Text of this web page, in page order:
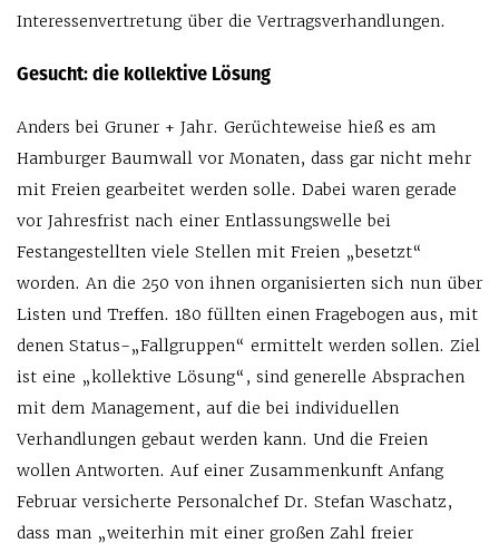
Interessenvertretung über die Vertragsverhandlungen.
Gesucht: die kollektive Lösung
Anders bei Gruner + Jahr. Gerüchteweise hieß es am
Hamburger Baumwall vor Monaten, dass gar nicht mehr
mit Freien gearbeitet werden solle. Dabei waren gerade
vor Jahresfrist nach einer Entlassungswelle bei
Festangestellten viele Stellen mit Freien „besetzt“
worden. An die 250 von ihnen organisierten sich nun über
Listen und Treffen. 180 füllten einen Fragebogen aus, mit
denen Status-„Fallgruppen“ ermittelt werden sollen. Ziel
ist eine „kollektive Lösung“, sind generelle Absprachen
mit dem Management, auf die bei individuellen
Verhandlungen gebaut werden kann. Und die Freien
wollen Antworten. Auf einer Zusammenkunft Anfang
Februar versicherte Personalchef Dr. Stefan Waschatz,
dass man „weiterhin mit einer großen Zahl freier